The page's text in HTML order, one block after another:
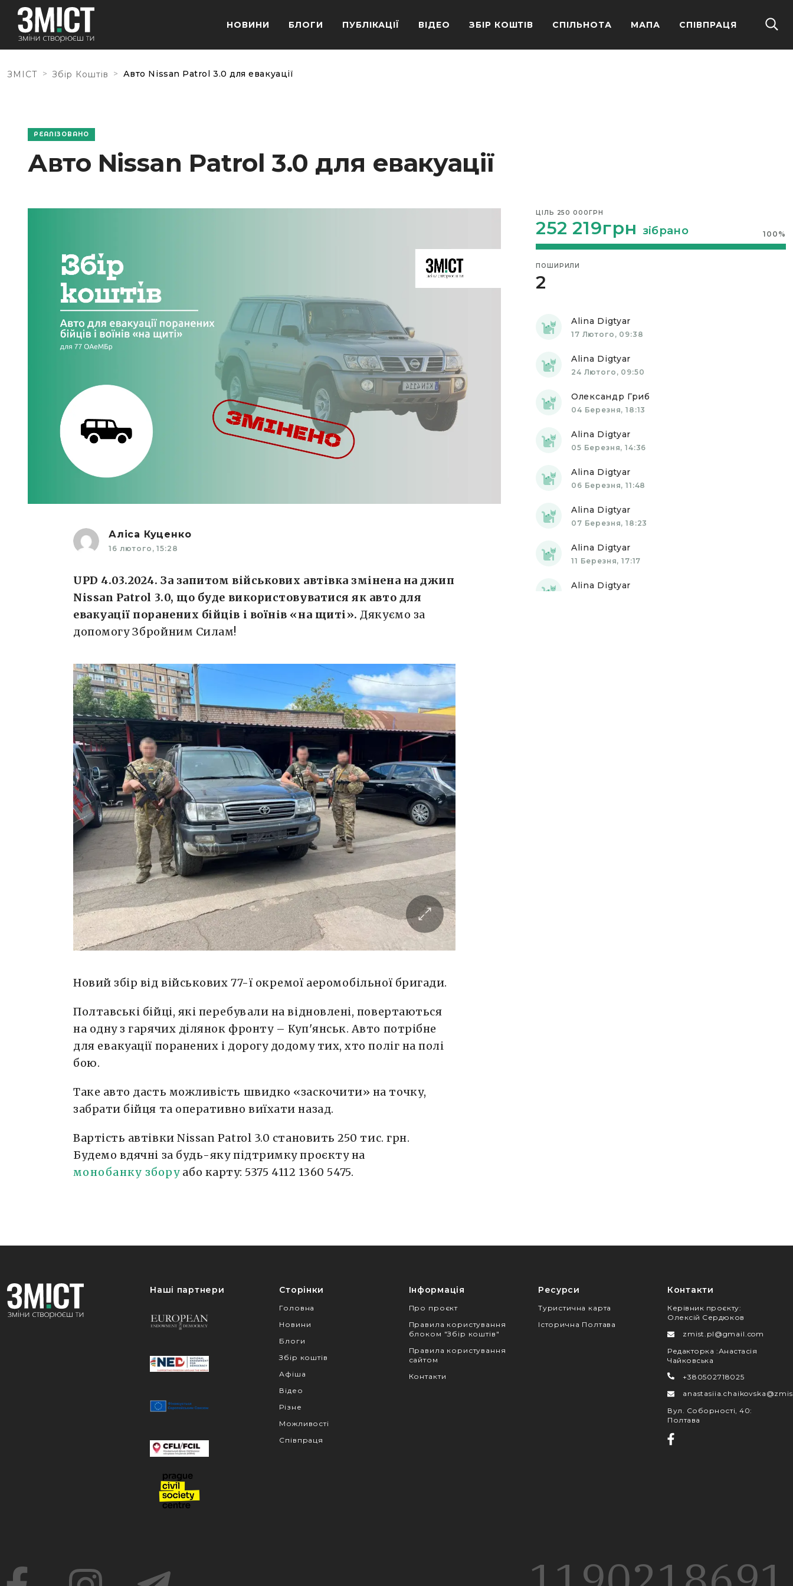
НОВИНИ БЛОГИ ПУБЛІКАЦІЇ ВІДЕО ЗБІР КОШТІВ СПІЛЬНОТА МАПА СПІВПРАЦЯ
ЗМІСТ > Збір Коштів > Авто Nissan Patrol 3.0 для евакуації
РЕАЛІЗОВАНО
Авто Nissan Patrol 3.0 для евакуації
Аліса Куценко
16 лютого, 15:28
UPD 4.03.2024. За запитом військових автівка змінена на джип
Nissan Patrol 3.0, що буде використовуватися як авто для
евакуації поранених бійців і воїнів «на щиті». Дякуємо за
допомогу Збройним Силам!
Новий збір від військових 77-ї окремої аеромобільної бригади.
Полтавські бійці, які перебували на відновлені, повертаються
на одну з гарячих ділянок фронту – Куп'янськ. Авто потрібне
для евакуації поранених і дорогу додому тих, хто поліг на полі
бою.
Таке авто дасть можливість швидко «заскочити» на точку,
забрати бійця та оперативно виїхати назад.
Вартість автівки Nissan Patrol 3.0 становить 250 тис. грн.
Будемо вдячні за будь-яку підтримку проєкту на
монобанку зборуабо карту: 5375 4112 1360 5475.
ЦІЛЬ 250 000ГРН
252 219грн зібрано 100 %
ПОШИРИЛИ
2
Alina Digtyar
17 Лютого, 09:38
Alina Digtyar
24 Лютого, 09:50
Олександр Гриб
04 Березня, 18:13
Alina Digtyar
05 Березня, 14:36
Alina Digtyar
06 Березня, 11:48
Alina Digtyar
07 Березня, 18:23
Alina Digtyar
11 Березня, 17:17
Alina Digtyar
Наші партнери Сторінки
Головна
Новини
Блоги
Збір коштів
Афіша
Відео
Різне
Можливості
Співпраця
Інформація
Про проєкт
Правила користування
блоком "Збір коштів"
Правила користування
сайтом
Контакти
Ресурси
Туристична карта
Історична Полтава
Контакти
Керівник проєкту:
Олексій Сердюков
zmist.pl@gmail.com
Редакторка :Анастасія
Чайковська
+380502718025
Вул. Соборності, 40:
Полтава